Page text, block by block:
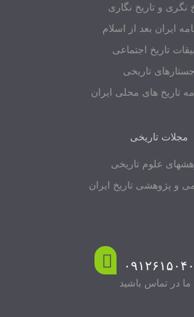
نگری و تاریخ نگاری
ایران بعد از اسلام
تاریخ اجتماعی
جستارهای تاریخی
تاریخ های محلی ایران
مجلات تاریخی
علوم تاریخی
و پژوهشی تاریخ ایران
ما در تماس باشید